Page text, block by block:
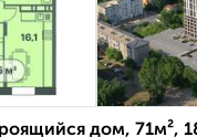
дом, 71м²,